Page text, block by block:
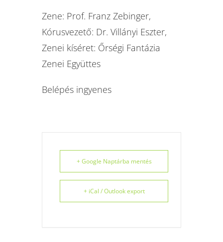
Zene: Prof. Franz Zebinger,
Kórusvezető: Dr. Villányi Eszter,
Zenei kíséret: Őrségi Fantázia
Zenei Együttes
Belépés ingyenes
+ Google Naptárba mentés
+ iCal / Outlook export